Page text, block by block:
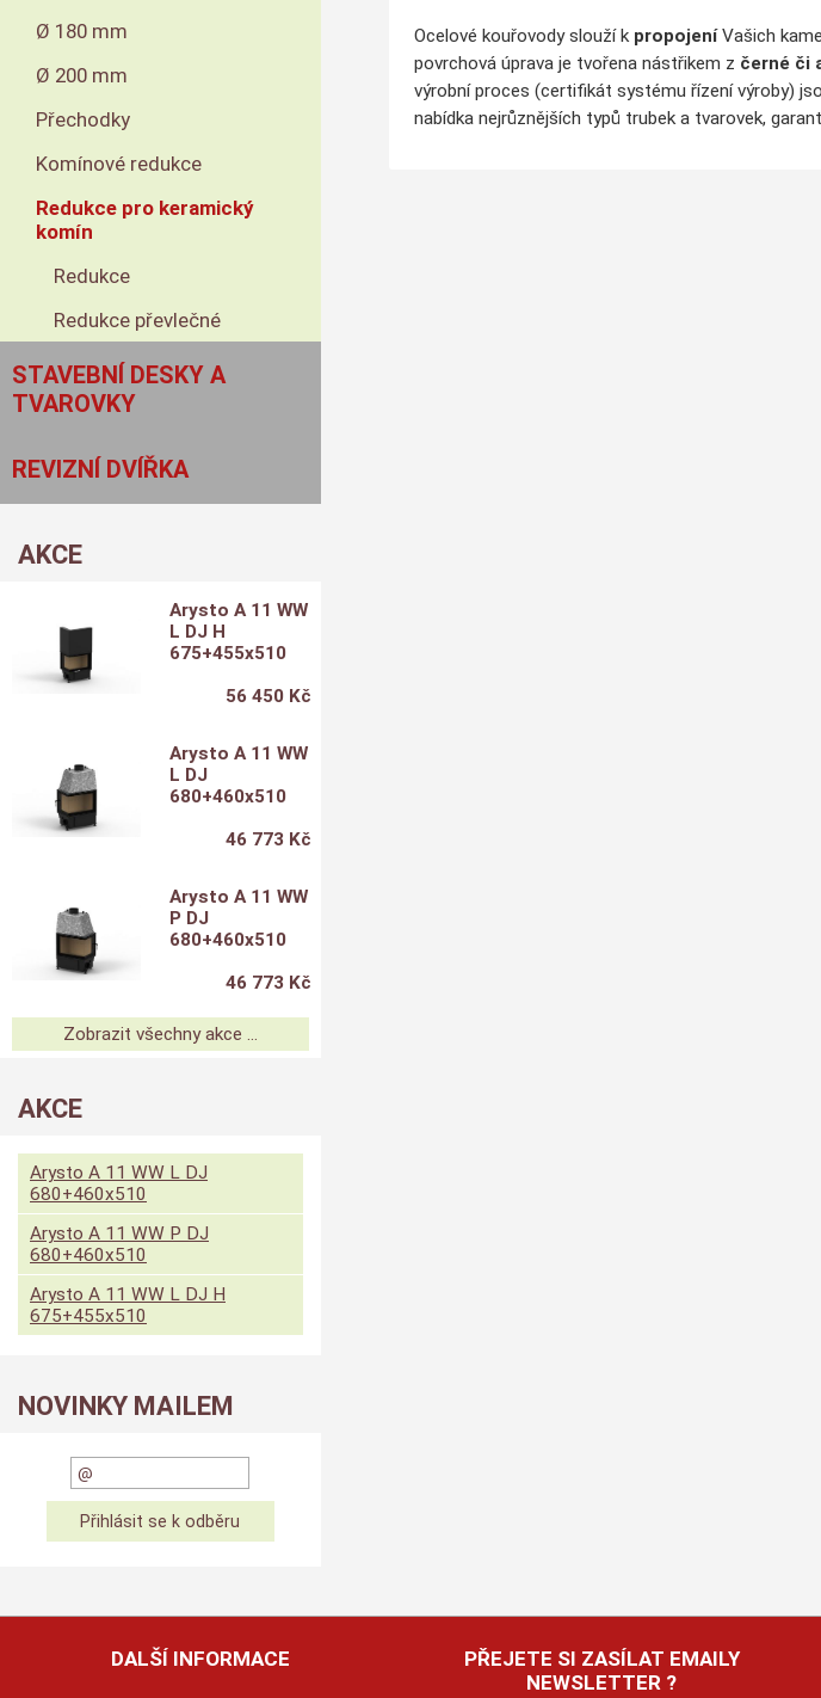
Ocelové kouřovody slouží kpropojeníVašich
povrchová úprava je tvořena nástřikem z černé či
výrobní proces (certifikát systému řízení výroby)
nabídka nejrůznějších typů trubek a tvarovek,
Ø 180 mm
Ø 200 mm
Přechodky
Komínové redukce
Redukce pro keramický
komín
Redukce
Redukce převlečné
STAVEBNÍ DESKY A
TVAROVKY
REVIZNÍ DVÍŘKA
AKCE
Arysto A 11 WW
L DJ H
675+455x510
56 450 Kč
Arysto A 11 WW
L DJ
680+460x510
46 773 Kč
Arysto A 11 WW
P DJ
680+460x510
46 773 Kč
Zobrazit všechny akce ...
AKCE
Arysto A 11 WW L DJ
680+460x510
Arysto A 11 WW P DJ
680+460x510
Arysto A 11 WW L DJ H
675+455x510
NOVINKY MAILEM
DALŠÍ INFORMACE
PŘEJETE SI ZASÍLAT EMAILY
NEWSLETTER ?